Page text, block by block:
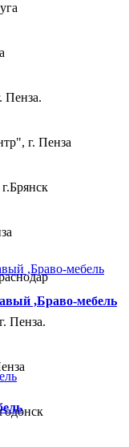
Пенза.
г. Пенза
Пенза.
,Браво-мебель